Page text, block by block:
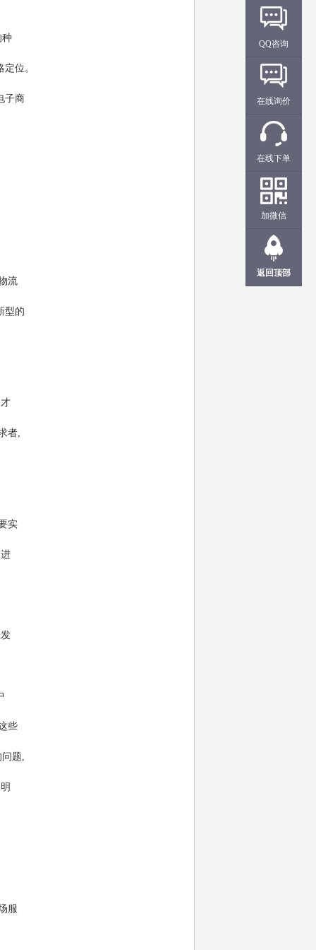
种
位。
子商
流
型的
者,
实
些
题,
服
QQ咨询
在线询价
在线下单
加微信
返回顶部